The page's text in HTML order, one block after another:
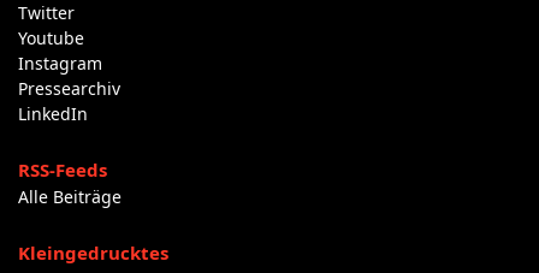
Twitter
Youtube
Instagram
Pressearchiv
LinkedIn
RSS-Feeds
Alle Beiträge
Kleingedrucktes